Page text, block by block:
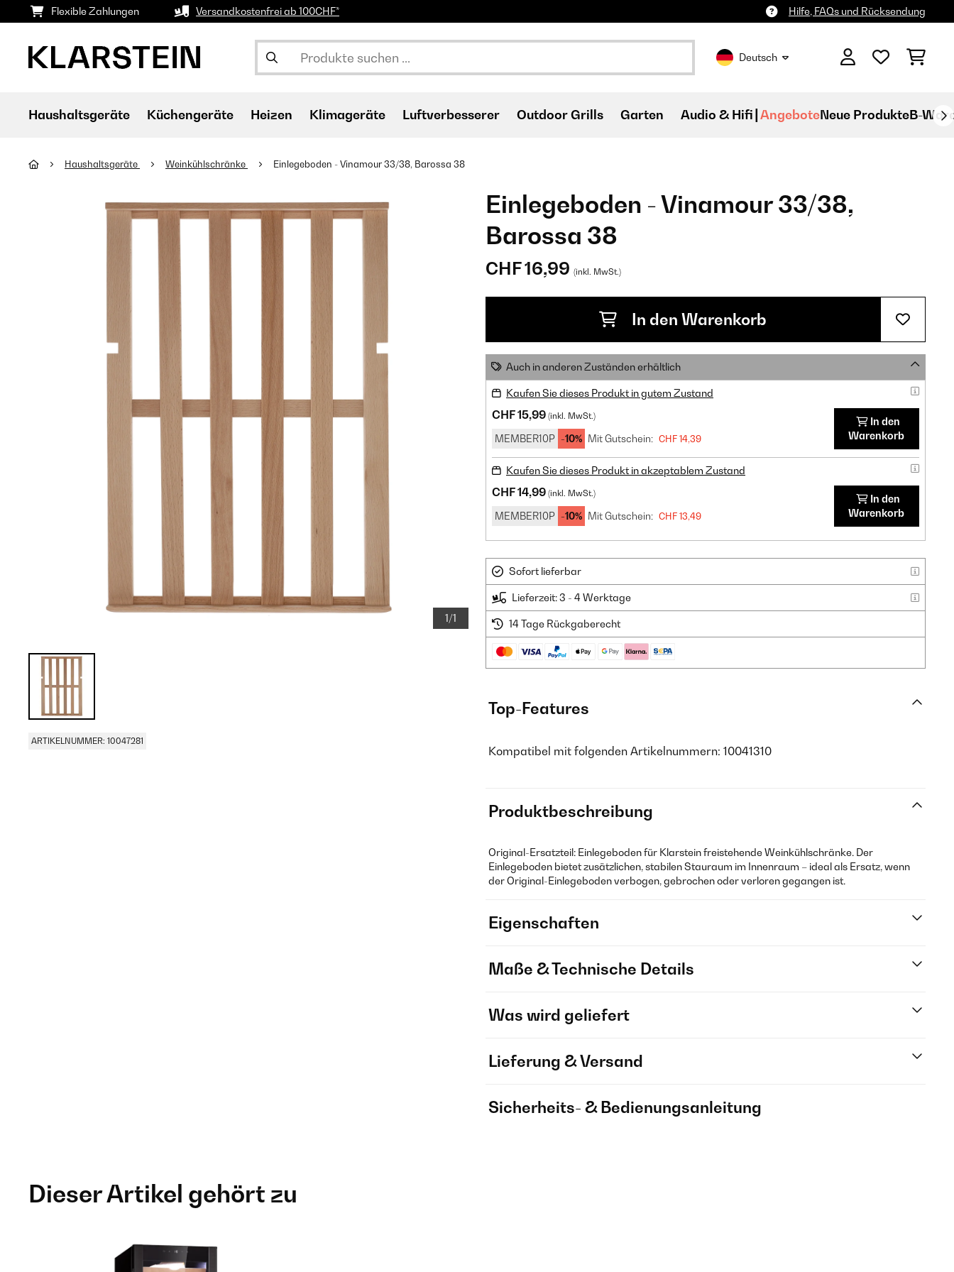
Flexible Zahlungen Versandkostenfrei ab 100CHF* Hilfe, FAQs und Rücksendung
Deutsch
Haushaltsgeräte Küchengeräte Heizen Klimageräte Luftverbesserer Outdoor Grills Garten Audio & Hifi AngeboteNeue ProdukteB-
Haushaltsgeräte Weinkühlschränke Einlegeboden - Vinamour 33/38, Barossa 38
1/1
ARTIKELNUMMER: 10047281
Einlegeboden - Vinamour 33/38,
Barossa 38
CHF 16,99 (inkl. MwSt.)
In den Warenkorb
Auch in anderen Zuständen erhältlich
Kaufen Sie dieses Produkt in gutem Zustand
CHF 15,99 (inkl. MwSt.)
MEMBER10P -10% Mit Gutschein: CHF 14,39
In den
Warenkorb
Kaufen Sie dieses Produkt in akzeptablem Zustand
CHF 14,99 (inkl. MwSt.)
MEMBER10P -10% Mit Gutschein: CHF 13,49
In den
Warenkorb
Sofort lieferbar
Lieferzeit: 3 - 4 Werktage
14 Tage Rückgaberecht
Top-Features
Kompatibel mit folgenden Artikelnummern: 10041310
Produktbeschreibung
Original-Ersatzteil: Einlegeboden für Klarstein freistehende Weinkühlschränke. Der
Einlegeboden bietet zusätzlichen, stabilen Stauraum im Innenraum – ideal als Ersatz, wenn
der Original-Einlegeboden verbogen, gebrochen oder verloren gegangen ist.
Eigenschaften
Maße & Technische Details
Was wird geliefert
Lieferung & Versand
Sicherheits- & Bedienungsanleitung
Dieser Artikel gehört zu